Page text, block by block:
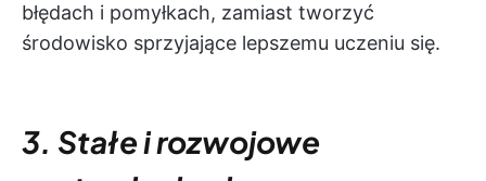
błędach i pomyłkach, zamiast tworzyć
środowisko sprzyjające lepszemu uczeniu się.
3. Stałe i rozwojowe